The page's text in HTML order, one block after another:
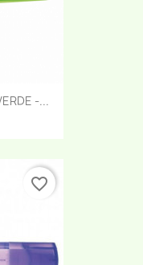
-...
favorite_border